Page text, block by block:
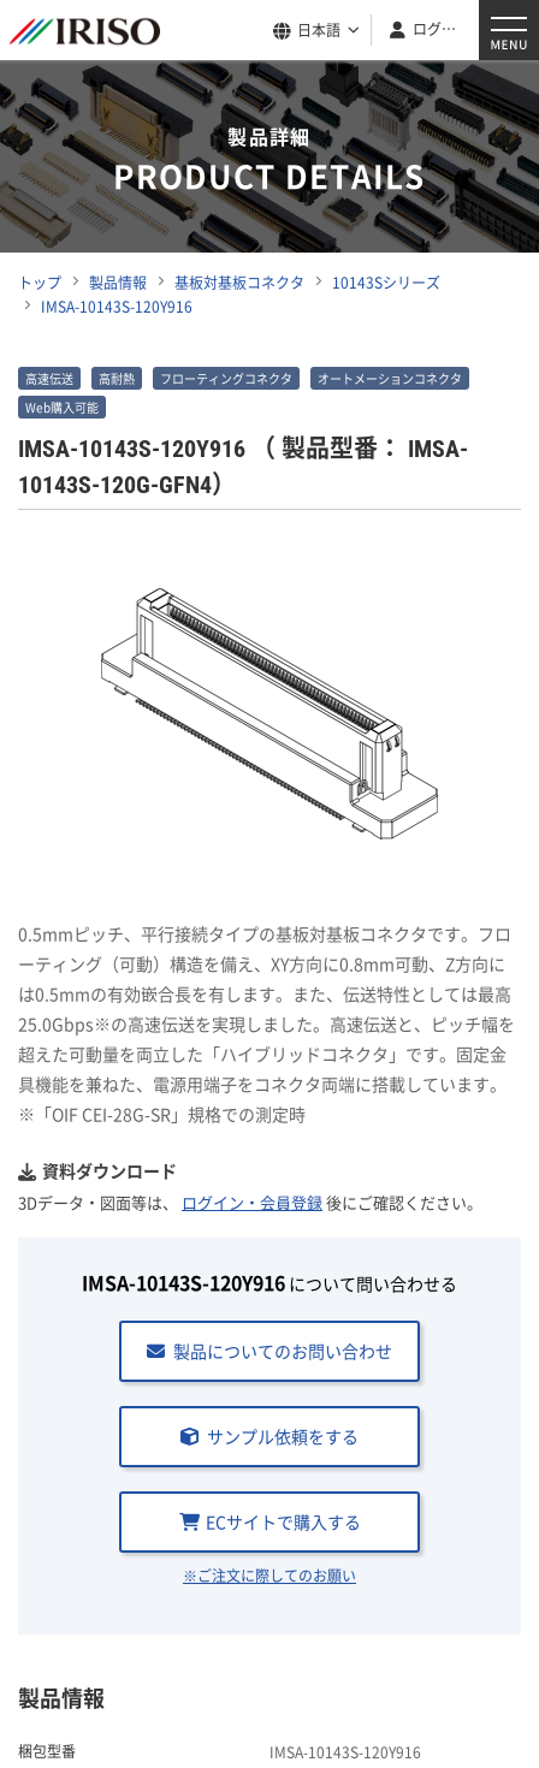
日本語 ログイン
製品詳細
PRODUCT DETAILS
トップ 製品情報 基板対基板コネクタ
10143Sシリーズ
IMSA-10143S-120Y916
高速伝送 高耐熱 フローティングコネクタ
オートメーションコネクタ
Web購入可能
IMSA-10143S-120Y916 （ 製品型番： IMSA-
10143S-120G-GFN4）
0.5mmピッチ、平行接続タイプの基板対基板コネクタです。フロ
ーティング（可動）構造を備え、XY方向に0.8mm可動、Z方向に
は0.5mmの有効嵌合長を有します。また、伝送特性としては最高
25.0Gbps※の高速伝送を実現しました。高速伝送と、ピッチ幅を
超えた可動量を両立した「ハイブリッドコネクタ」です。固定金
具機能を兼ねた、電源用端子をコネクタ両端に搭載しています。
※「OIF CEI-28G-SR」規格での測定時
資料ダウンロード
3Dデータ・図面等は、 ログイン・会員登録後にご確認ください。
IMSA-10143S-120Y916 について問い合わせる
製品についてのお問い合わせ
サンプル依頼をする
ECサイトで購入する
※ご注文に際してのお願い
製品情報
梱包型番 IMSA-10143S-120Y916